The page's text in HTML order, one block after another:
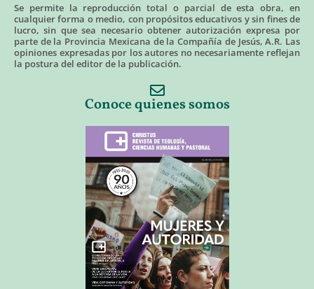
Se permite la reproducción total o parcial de esta obra, en
cualquier forma o medio, con propósitos educativos y sin fines de
lucro, sin que sea necesario obtener autorización expresa por
parte de la Provincia Mexicana de la Compañía de Jesús, A.R. Las
opiniones expresadas por los autores no necesariamente reflejan
la postura del editor de la publicación.
Conoce quienes somos